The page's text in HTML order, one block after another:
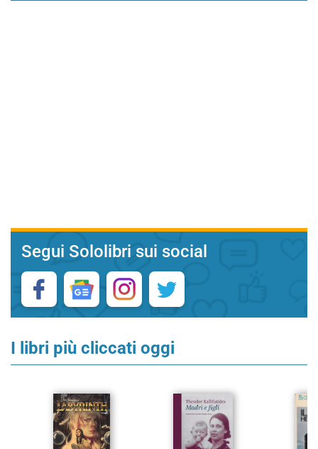
Segui Sololibri sui social
I libri più cliccati oggi